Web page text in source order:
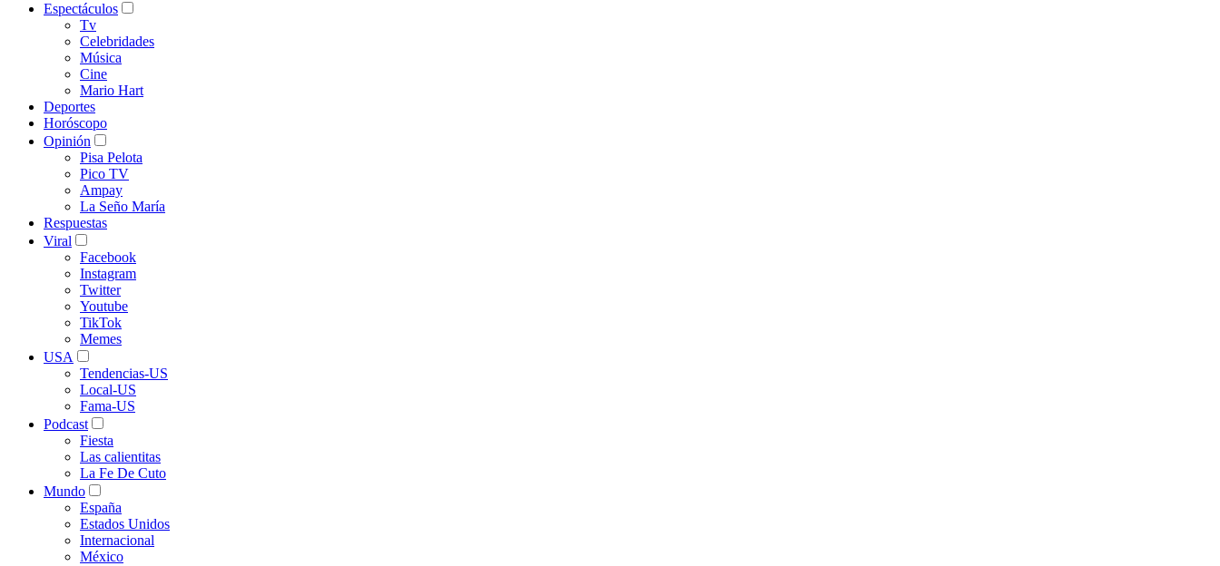
Espectáculos
Tv
Celebridades
Música
Cine
Mario Hart
Deportes
Horóscopo
Opinión
Pisa Pelota
Pico TV
Ampay
La Seño María
Respuestas
Viral
Facebook
Instagram
Twitter
Youtube
TikTok
Memes
USA
Tendencias-US
Local-US
Fama-US
Podcast
Fiesta
Las calientitas
La Fe De Cuto
Mundo
España
Estados Unidos
Internacional
México